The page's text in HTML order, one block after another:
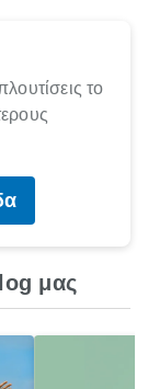
το
μας